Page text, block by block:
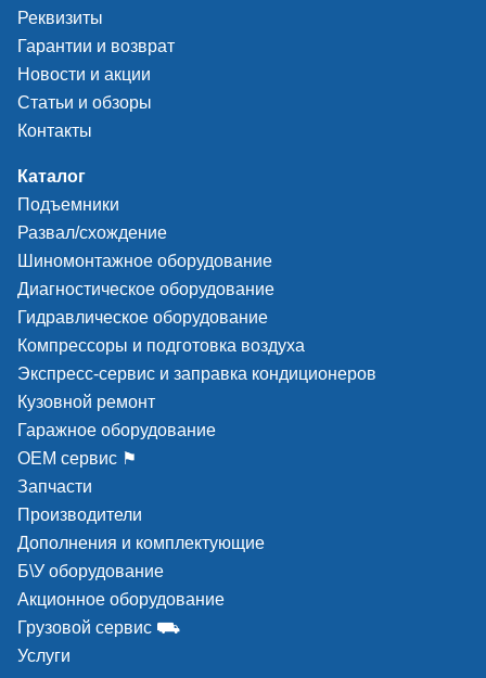
Реквизиты
Гарантии и возврат
Новости и акции
Статьи и обзоры
Контакты
Каталог
Подъемники
Развал/схождение
Шиномонтажное оборудование
Диагностическое оборудование
Гидравлическое оборудование
Компрессоры и подготовка воздуха
Экспресс-сервис и заправка кондиционеров
Кузовной ремонт
Гаражное оборудование
ОЕМ сервис ⚑
Запчасти
Производители
Дополнения и комплектующие
Б\У оборудование
Акционное оборудование
Грузовой сервис ⛟
Услуги